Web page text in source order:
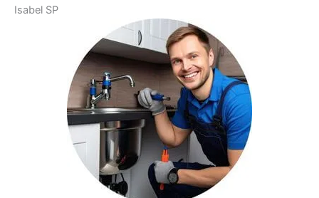
Isabel SP